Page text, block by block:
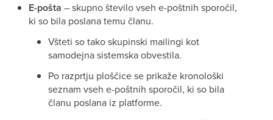
E-pošta – skupno število vseh e-poštnih sporočil,
ki so bila poslana temu članu.
Všteti so tako skupinski mailingi kot
samodejna sistemska obvestila.
Po razprtju ploščice se prikaže kronološki
seznam vseh e-poštnih sporočil, ki so bila
članu poslana iz platforme.